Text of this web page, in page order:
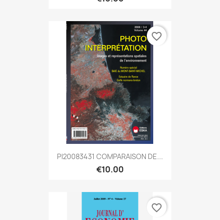
PI20083431 COMPARAISON DE...
€10.00
favorite_border
favorite_border